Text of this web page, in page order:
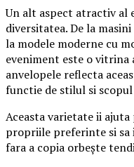
Un alt aspect atractiv al
diversitatea. De la
la modele moderne cu
eveniment este o vitrina
anvelopele reflecta
functie de stilul si
Aceasta varietate ii ajuta
propriile preferinte si sa
fara a copia orbește